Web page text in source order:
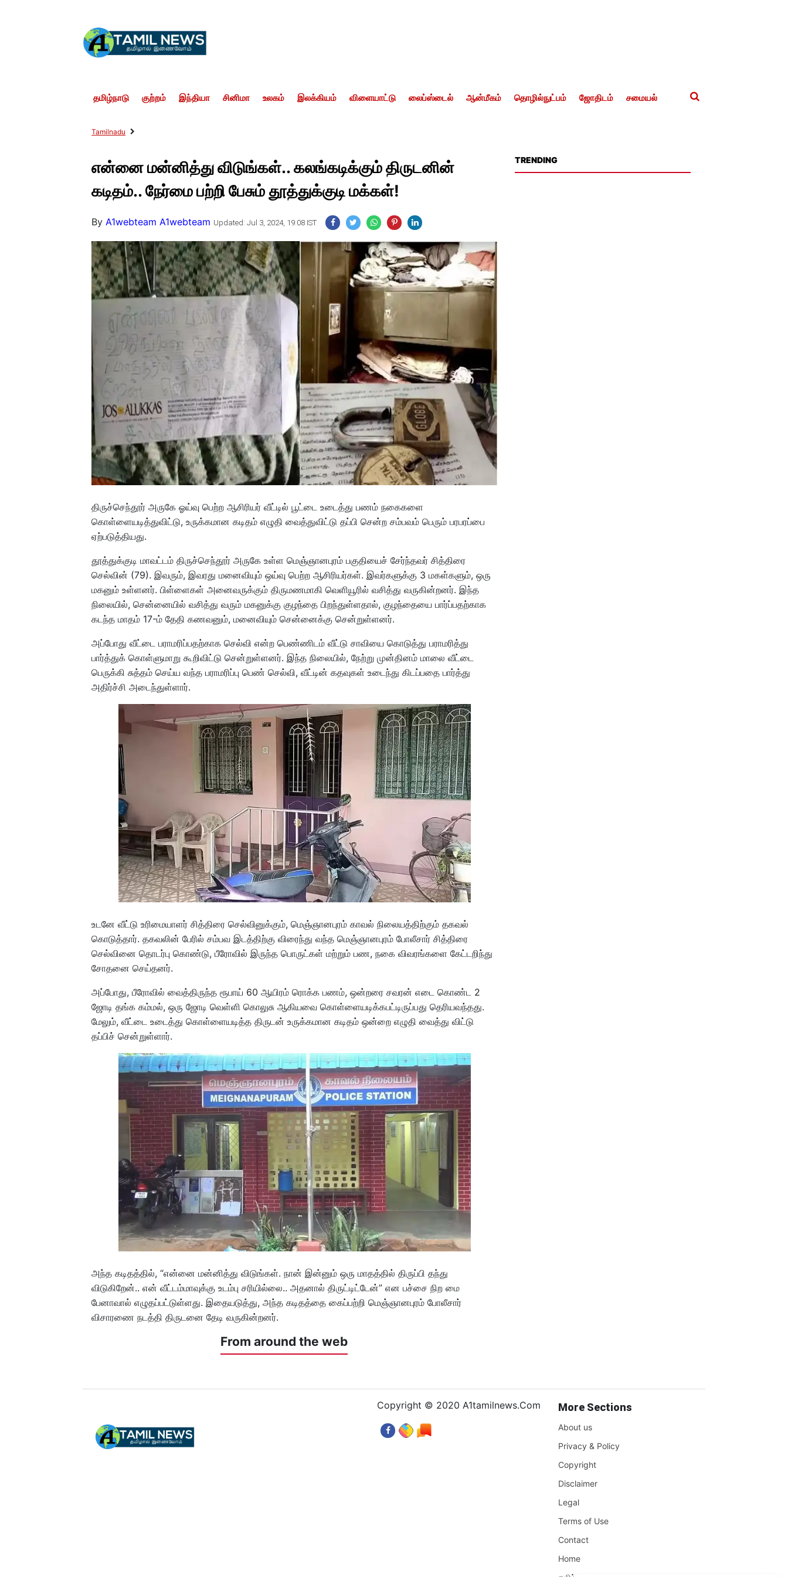
தமிழ்நாடு குற்றம் இந்தியா சினிமா உலகம் இலக்கியம் விளையாட்டு லைப்ஸ்டைல் ஆன்மீகம் தொழில்நுட்பம் ஜோதிடம் சமையல்
Tamilnadu
என்னை மன்னித்து விடுங்கள்.. கலங்கடிக்கும் திருடனின்
கடிதம்.. நேர்மை பற்றி பேசும் தூத்துக்குடி மக்கள்!
ByA1webteam A1webteam Updated: Jul 3, 2024, 19:08 IST
திருச்செந்தூர் அருகே ஓய்வு பெற்ற ஆசிரியர் வீட்டில் பூட்டை உடைத்து பணம் நகைகளை
கொள்ளையடித்துவிட்டு, உருக்கமான கடிதம் எழுதி வைத்துவிட்டு தப்பி சென்ற சம்பவம் பெரும் பரபரப்பை
ஏற்படுத்தியது.
தூத்துக்குடி மாவட்டம் திருச்செந்தூர் அருகே உள்ள மெஞ்ஞானபுரம் பகுதியைச் சேர்ந்தவர் சித்திரை
செல்வின் (79). இவரும், இவரது மனைவியும் ஒய்வு பெற்ற ஆசிரியர்கள். இவர்களுக்கு 3 மகள்களும், ஒரு
மகனும் உள்ளனர். பிள்ளைகள் அனைவருக்கும் திருமணமாகி வெளியூரில் வசித்து வருகின்றனர். இந்த
நிலையில், சென்னையில் வசித்து வரும் மகனுக்கு குழந்தை பிறந்துள்ளதால், குழந்தையை பார்ப்பதற்காக
கடந்த மாதம் 17-ம் தேதி கணவனும், மனைவியும் சென்னைக்கு சென்றுள்ளனர்.
அப்போது வீட்டை பராமரிப்பதற்காக செல்வி என்ற பெண்ணிடம் வீட்டு சாவியை கொடுத்து பராமரித்து
பார்த்துக் கொள்ளுமாறு கூறிவிட்டு சென்றுள்ளனர். இந்த நிலையில், நேற்று முன்தினம் மாலை வீட்டை
பெருக்கி சுத்தம் செய்ய வந்த பராமரிப்பு பெண் செல்வி, வீட்டின் கதவுகள் உடைந்து கிடப்பதை பார்த்து
அதிர்ச்சி அடைந்துள்ளார்.
உடனே வீட்டு உரிமையாளர் சித்திரை செல்வினுக்கும், மெஞ்ஞானபுரம் காவல் நிலையத்திற்கும் தகவல்
கொடுத்தார். தகவலின் பேரில் சம்பவ இடத்திற்கு விரைந்து வந்த மெஞ்ஞானபுரம் போலீசார் சித்திரை
செல்வினை தொடர்பு கொண்டு, பீரோவில் இருந்த பொருட்கள் மற்றும் பண, நகை விவரங்களை கேட்டறிந்து
சோதனை செய்தனர்.
அப்போது, பீரோவில் வைத்திருந்த ரூபாய் 60 ஆயிரம் ரொக்க பணம், ஒன்றரை சவரன் எடை கொண்ட 2
ஜோடி தங்க கம்மல், ஒரு ஜோடி வெள்ளி கொலுசு ஆகியவை கொள்ளையடிக்கபட்டிருப்பது தெரியவந்தது.
மேலும், வீட்டை உடைத்து கொள்ளையடித்த திருடன் உருக்கமான கடிதம் ஒன்றை எழுதி வைத்து விட்டு
தப்பிச் சென்றுள்ளார்.
அந்த கடிதத்தில், “என்னை மன்னித்து விடுங்கள். நான் இன்னும் ஒரு மாதத்தில் திருப்பி தந்து
விடுகிறேன்.. என் வீட்டம்மாவுக்கு உடம்பு சரியில்லை.. அதனால் திருட்டிட்டேன்” என பச்சை நிற மை
பேனாவால் எழுதப்பட்டுள்ளது. இதையடுத்து, அந்த கடிதத்தை கைப்பற்றி மெஞ்ஞானபுரம் போலீசார்
விசாரணை நடத்தி திருடனை தேடி வருகின்றனர்.
From around the web
TRENDING
Copyright © 2020 A1tamilnews.Com More Sections
About us
Privacy & Policy
Copyright
Disclaimer
Legal
Terms of Use
Contact
Home